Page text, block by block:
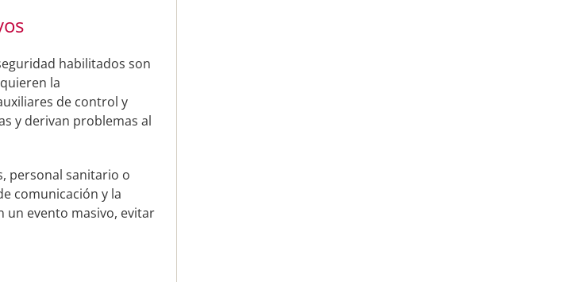
habilitados son
la
de control y
y derivan problemas al
personal sanitario o
comunicación y la
un evento masivo, evitar